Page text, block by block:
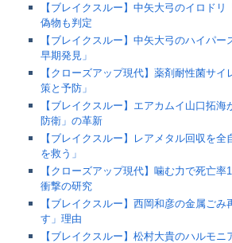
【ブレイクスルー】中矢大弓のイロド
偽物も判定
【ブレイクスルー】中矢大弓のハイパ
早期発見」
【クローズアップ現代】薬剤耐性菌サ
策と予防」
【ブレイクスルー】エアカムイ山口拓
防衛」の革新
【ブレイクスルー】レアメタル回収を
を救う」
【クローズアップ現代】噛む力で死亡率
衝撃の研究
【ブレイクスルー】西岡和彦の金属ご
す」理由
【ブレイクスルー】松村大貴のハルモ